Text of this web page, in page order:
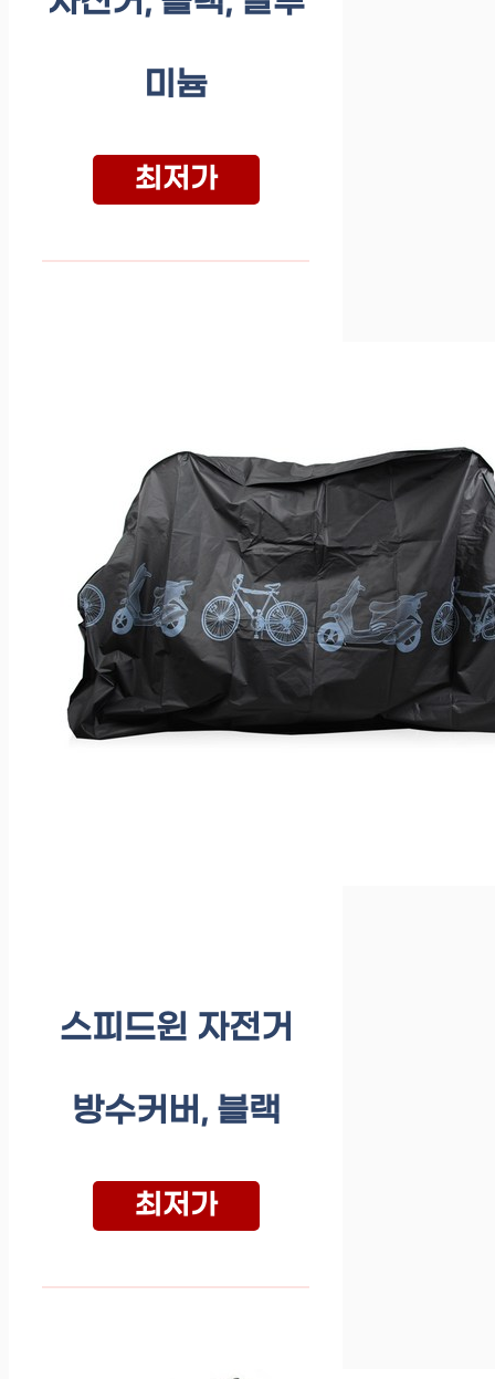
미늄
최저가
스피드윈 자전거
방수커버, 블랙
최저가